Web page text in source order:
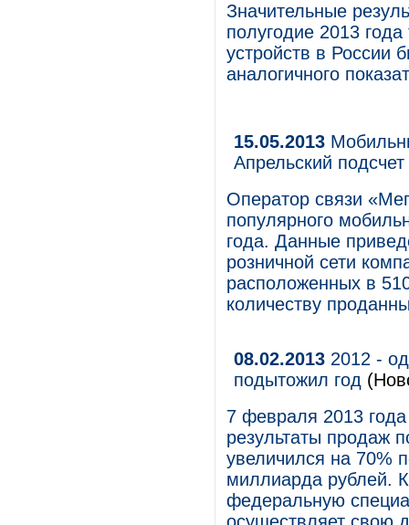
Значительные
полугодие 2013
устройств в России
аналогичного
15.05.2013
Апрельский подсчет
Оператор связи
популярного
года. Данные
розничной сети
расположенных в
количеству
08.02.2013 2012 -
подытожил год
7 февраля 2013
результаты продаж
увеличился на 70%
миллиарда рублей.
федеральную